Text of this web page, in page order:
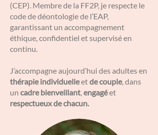
(CEP). Membre de la FF2P, je respecte le
code de déontologie de l’EAP,
garantissant un accompagnement
éthique, confidentiel et supervisé en
continu.
J’accompagne aujourd’hui des adultes en
thérapie individuelleetde couple, dans
un cadre bienveillant,engagéet
respectueux de chacun.